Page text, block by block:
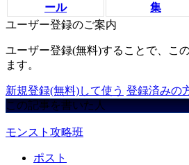
ール
集
ユーザー登録のご案内
ユーザー登録(無料)することで、こ
ます。
新規登録(無料)して使う 登録済みの
この記事を書いた人
モンスト攻略班
ポスト